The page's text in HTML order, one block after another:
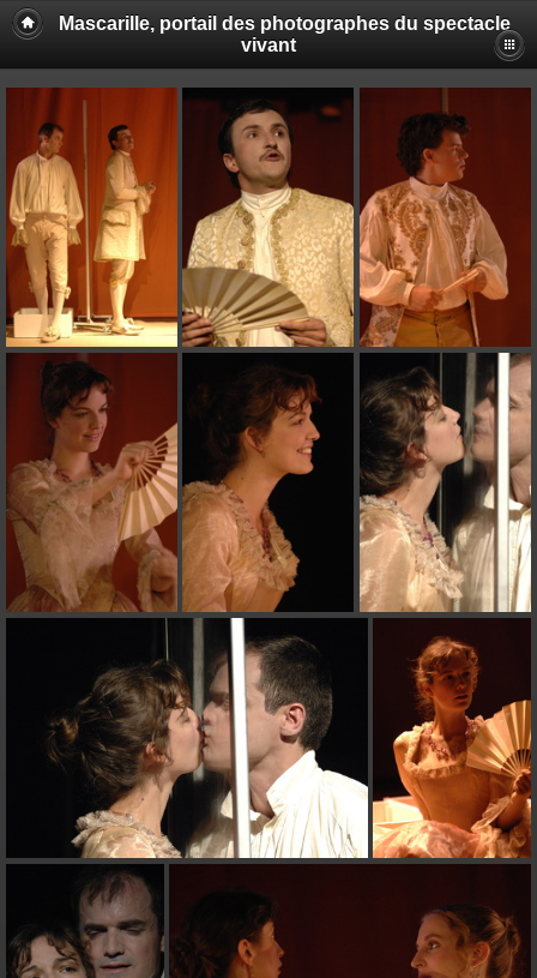
Mascarille, portail des photographes du spectacle
vivant